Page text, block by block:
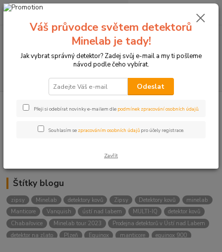
+420774877333
0 Kč
Kategorie blogu
Detektory
Štítky blogu
zipsy Minelab detektory kovů Zipsy Detektory kovů
minelab
Manticore
Vanquish ústí nad labem MULTI-IQ
detektor kovů
Chabařovice
Minelab tour 2023
Prodejna detektorů v Ústí nad Labem
detektor na zlato
Plzeň Equinox manticore
equinox 900
Váš průvodce světem detektorů
Minelab je tady!
Jak vybrat správný detektor? Zadej svůj e-mail a my ti pošleme
návod podle čeho vybírat.
Odeslat
Přeji si odebírat novinky e-mailem dle podmínek zpracování osobních údajů.
Souhlasím se zpracováním osobních údajů pro účely registrace.
Zavřít